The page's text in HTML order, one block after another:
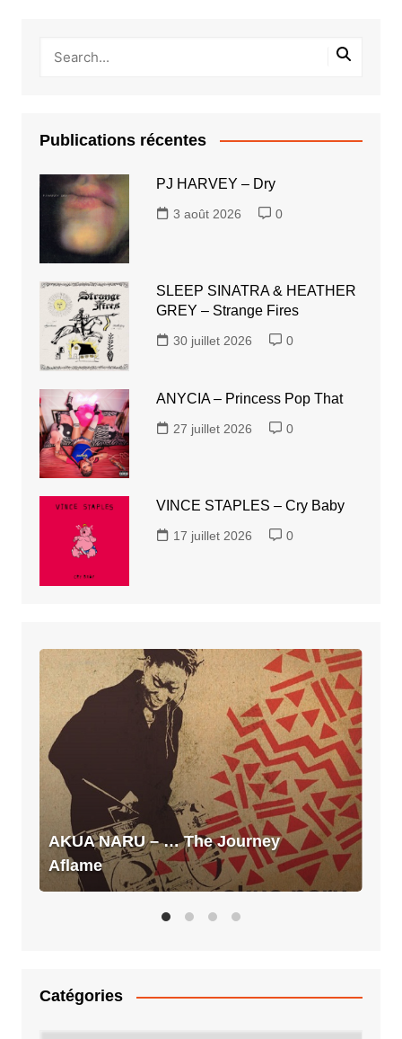
Publications récentes
PJ HARVEY – Dry
3 août 2026 0
SLEEP SINATRA & HEATHER
GREY – Strange Fires
30 juillet 2026 0
ANYCIA – Princess Pop That
27 juillet 2026 0
VINCE STAPLES – Cry Baby
17 juillet 2026 0
NARU
The
Journey
Aflame
AKUA NARU – … The Journey
Aflame
Catégories